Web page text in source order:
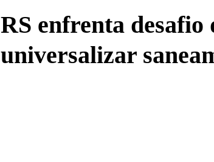
RS enfrenta desafio
universalizar